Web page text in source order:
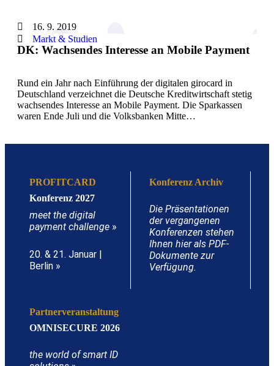
16. 9. 2019
Markt & Studien
DK: Wachsendes Interesse an Mobile Payment
Rund ein Jahr nach Einführung der digitalen girocard in
Deutschland verzeichnet die Deutsche Kreditwirtschaft stetig
wachsendes Interesse an Mobile Payment. Die Sparkassen
waren Ende Juli und die Volksbanken Mitte…
PROFITCARD
Konferenz 2027
meet the digital
payment challenge »
20. & 21. Januar |
Berlin »
Konferenz Archiv
Die Präsentationen
der vergangenen
Konferenzen stehen
Ihnen hier als PDF-
Dokumente zur
Verfügung.
Partnerveranstaltung
OMNISECURE 2026
the world of smart ID